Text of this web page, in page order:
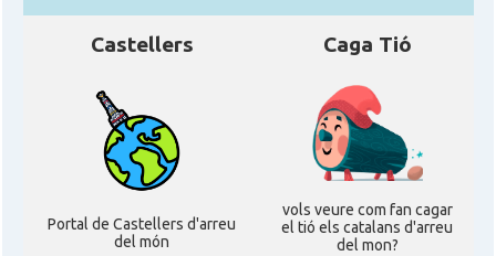
Castellers
Portal de Castellers d'arreu
del món
Caga Tió
vols veure com fan cagar
el tió els catalans d'arreu
del mon?